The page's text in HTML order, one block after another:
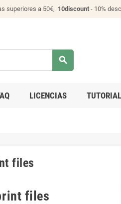
superiores a 50€, 10discount- 10%
search
LICENCIAS TUTORIAL
files
files